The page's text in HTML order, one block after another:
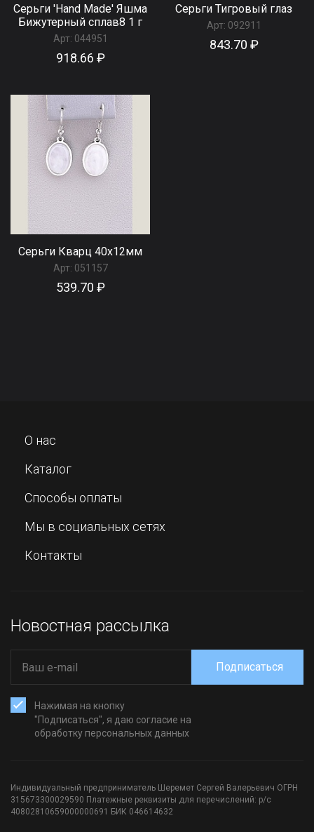
Серьги 'Hand Made' Яшма
Бижутерный сплав8 1 г
Арт: 044951
918.66 ₽
Серьги Тигровый глаз
Арт: 092911
843.70 ₽
Серьги Кварц 40x12мм
Арт: 051157
539.70 ₽
О нас
Каталог
Способы оплаты
Мы в социальных сетях
Контакты
Новостная рассылка
Нажимая на кнопку
"Подписаться", я даю согласие на
обработку персональных данных
Подписаться
Индивидуальный предприниматель Шеремет Сергей Валерьевич ОГРН
315673300029590 Платежные реквизиты для перечислений: р/с
40802810659000000691 БИК 046614632